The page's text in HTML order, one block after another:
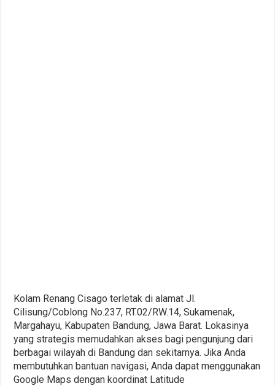
Kolam Renang Cisago terletak di alamat Jl.
Cilisung/Coblong No.237, RT.02/RW.14, Sukamenak,
Margahayu, Kabupaten Bandung, Jawa Barat. Lokasinya
yang strategis memudahkan akses bagi pengunjung dari
berbagai wilayah di Bandung dan sekitarnya. Jika Anda
membutuhkan bantuan navigasi, Anda dapat menggunakan
Google Maps dengan koordinat Latitude